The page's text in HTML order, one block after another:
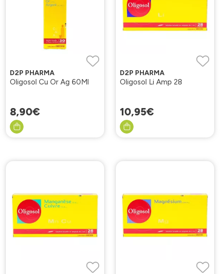
D2P PHARMA
Oligosol Cu Or Ag 60Ml
8,90€
D2P PHARMA
Oligosol Li Amp 28
10,95€